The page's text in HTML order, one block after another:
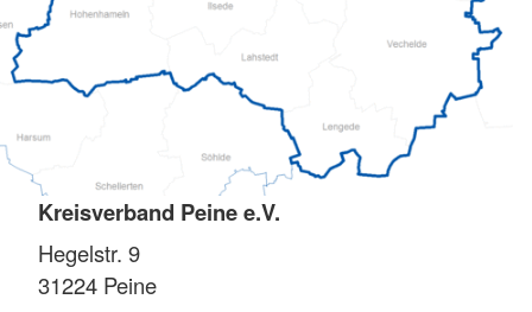
Kreisverband Peine e.V.
Hegelstr. 9
31224 Peine